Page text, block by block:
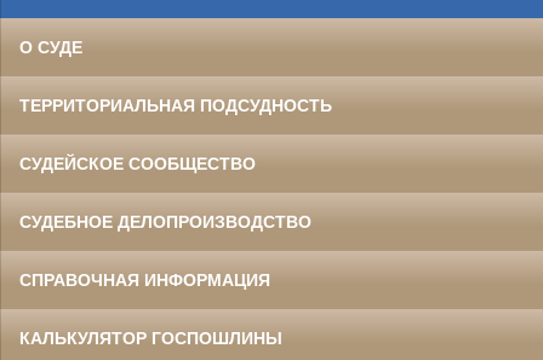
О СУДЕ
ТЕРРИТОРИАЛЬНАЯ ПОДСУДНОСТЬ
СУДЕЙСКОЕ СООБЩЕСТВО
СУДЕБНОЕ ДЕЛОПРОИЗВОДСТВО
СПРАВОЧНАЯ ИНФОРМАЦИЯ
КАЛЬКУЛЯТОР ГОСПОШЛИНЫ